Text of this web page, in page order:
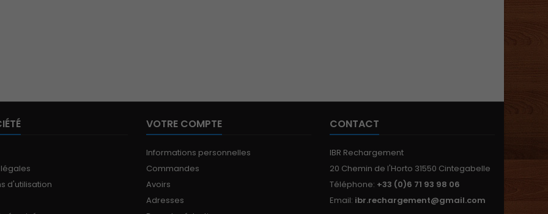
d'utilisation
VOTRE COMPTE
Informations personnelles
Commandes
Avoirs
Adresses
CONTACT
IBR Rechargement
20 Chemin de l'Horto 31550 Cintegabelle
Téléphone: +33 (0)6 71 93 98 06
Email: ibr.rechargement@gmail.com